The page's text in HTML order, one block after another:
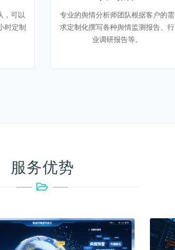
，可以
时定制
专业的舆情分析师团队根据客户的需
求定制化撰写各种舆情监测报告、行
业调研报告等。
服务优势